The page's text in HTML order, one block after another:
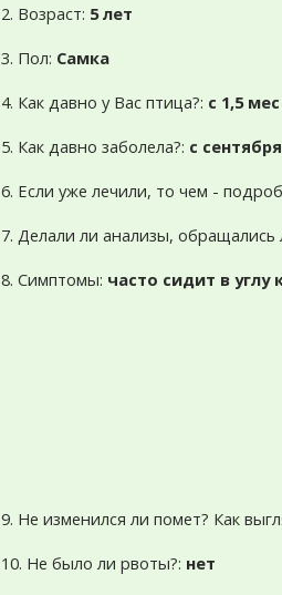
2. Возраст: 5 лет
3. Пол: Самка
4. Как давно у Вас птица?: с 1,5 мес
5. Как давно заболела?: с сентября
6. Если уже лечили, то чем -
7. Делали ли анализы, обращались
8. Симптомы: часто сидит в углу
9. Не изменился ли помет? Как
10. Не было ли рвоты?: нет